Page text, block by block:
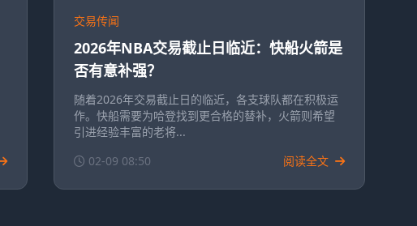
交易传闻
2026年NBA交易截止日临近：快船火箭是
否有意补强？
随着2026年交易截止日的临近，各支球队都在积极运
作。快船需要为哈登找到更合格的替补，火箭则希望
引进经验丰富的老将...
02-09 08:50
阅读全文